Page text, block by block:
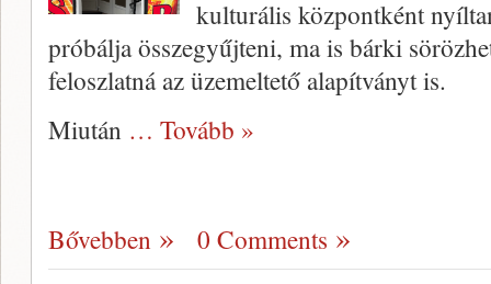
kulturális központként
próbálja összegyűjteni, ma is bárki
feloszlatná az üzemeltető alapítványt is.
Miután … Tovább »
Bővebben 0 Comments